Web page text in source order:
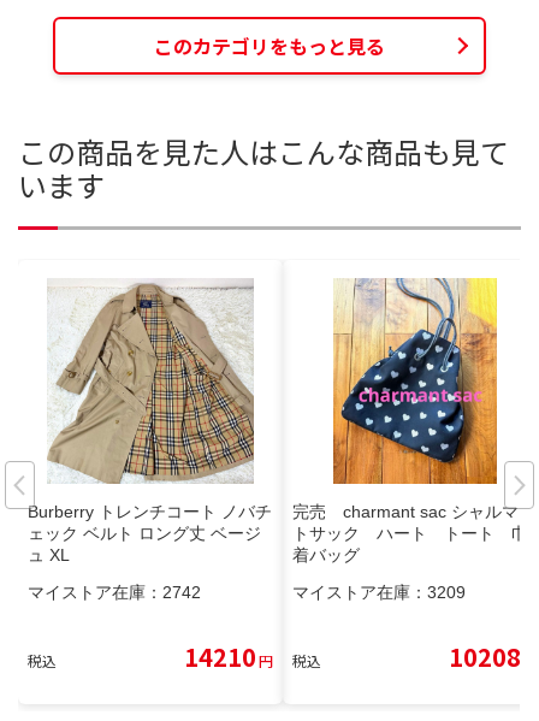
このカテゴリをもっと見る
この商品を見た人はこんな商品も見て
います
Burberry トレンチコート ノバチ
ェック ベルト ロング丈 ベージ
ュ XL
マイストア在庫： 2742
税込 14210円
完売 charmant sac シャルマン
トサック ハート トート 巾
着バッグ
マイストア在庫： 3209
税込 10208